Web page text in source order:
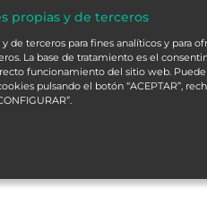
propias y de terceros
de terceros para fines analíticos y para
La base de tratamiento es el
funcionamiento del sitio web.
pulsando el botón “ACEPTAR”,